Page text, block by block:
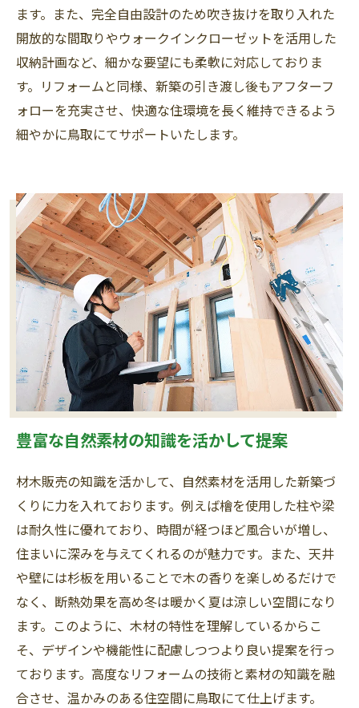
ます。また、完全自由設計のため吹き抜けを取り入れた
開放的な間取りやウォークインクローゼットを活用した
収納計画など、細かな要望にも柔軟に対応しておりま
す。リフォームと同様、新築の引き渡し後もアフターフ
ォローを充実させ、快適な住環境を長く維持できるよう
細やかに鳥取にてサポートいたします。
豊富な自然素材の知識を活かして提案
材木販売の知識を活かして、自然素材を活用した新築づ
くりに力を入れております。例えば檜を使用した柱や梁
は耐久性に優れており、時間が経つほど風合いが増し、
住まいに深みを与えてくれるのが魅力です。また、天井
や壁には杉板を用いることで木の香りを楽しめるだけで
なく、断熱効果を高め冬は暖かく夏は涼しい空間になり
ます。このように、木材の特性を理解しているからこ
そ、デザインや機能性に配慮しつつより良い提案を行っ
ております。高度なリフォームの技術と素材の知識を融
合させ、温かみのある住空間に鳥取にて仕上げます。